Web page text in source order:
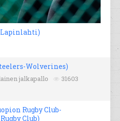
Lapinlahti)
Wolverines)
jalkapallo 31603
Rugby Club-
Club)